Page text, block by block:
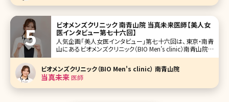
ビオメンズクリニック 南青山院 当真未来医師【美人女
医インタビュー第七十六回】
人気企画「美人女医インタビュー」第七十六回は、東京・南青
山にあるビオメンズクリニック（BIO Men’s clinic）南青山院で
院長を務める当真未来（とうまみく）先生です。 「男性のため
の美容医療」を標榜し、メンズ美容の新たなスタンダードを提
案する「ビオメンズクリニック」。同院でニキビ跡治
ビオメンズクリニック（BIO Men's clinic） 南青山院
当真未来医師